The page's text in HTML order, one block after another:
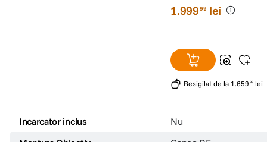
1.99999 lei
Resigilat de la 1.659 99 lei
Incarcator inclus Nu